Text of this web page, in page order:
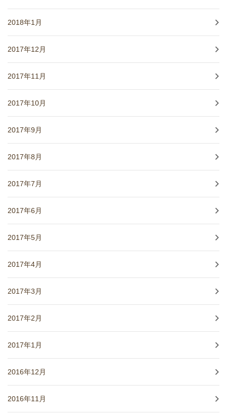
2018年1月
2017年12月
2017年11月
2017年10月
2017年9月
2017年8月
2017年7月
2017年6月
2017年5月
2017年4月
2017年3月
2017年2月
2017年1月
2016年12月
2016年11月